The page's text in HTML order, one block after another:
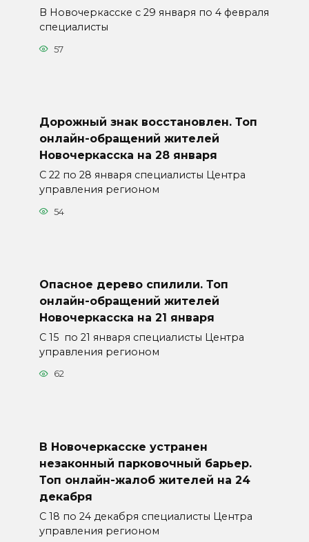
В Новочеркасске с 29 января по 4 февраля
специалисты
57
Дорожный знак восстановлен. Топ
онлайн-обращений жителей
Новочеркасска на 28 января
С 22 по 28 января специалисты Центра
управления регионом
54
Опасное дерево спилили. Топ
онлайн-обращений жителей
Новочеркасска на 21 января
С 15 по 21 января специалисты Центра
управления регионом
62
В Новочеркасске устранен
незаконный парковочный барьер.
Топ онлайн-жалоб жителей на 24
декабря
С 18 по 24 декабря специалисты Центра
управления регионом